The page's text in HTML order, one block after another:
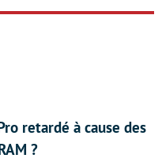
retardé à cause des
?